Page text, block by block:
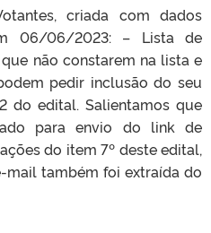
criada com dados
06/06/2023: – Lista de
não constarem na lista e
pedir inclusão do seu
do edital. Salientamos que
para envio do link de
do item 7º deste edital,
também foi extraída do